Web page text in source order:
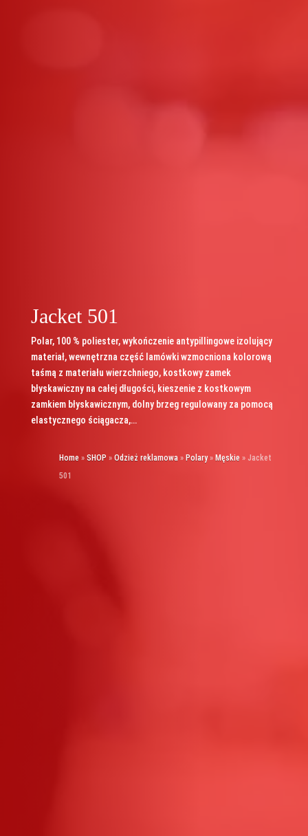
Jacket 501
Polar, 100 % poliester, wykończenie antypillingowe izolujący
materiał, wewnętrzna część lamówki wzmocniona kolorową
taśmą z materiału wierzchniego, kostkowy zamek
błyskawiczny na całej długości, kieszenie z kostkowym
zamkiem błyskawicznym, dolny brzeg regulowany za pomocą
elastycznego ściągacza,…
Home » SHOP » Odzież reklamowa » Polary » Męskie »Jacket
501